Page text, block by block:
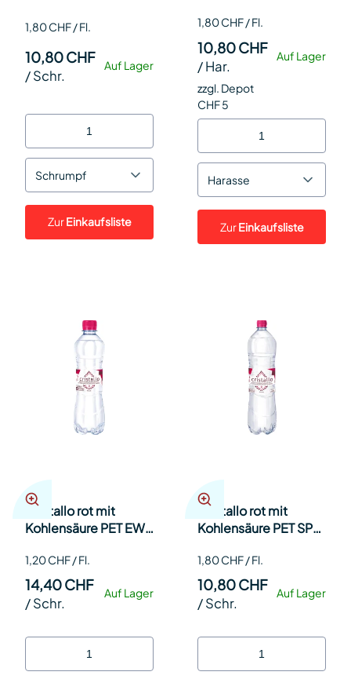
1,80 CHF / Fl.
Auf Lager
10,80 CHF
/Schr.
Schrumpf
ZurEinkaufsliste
1,80 CHF / Fl.
Auf Lager
10,80 CHF
/Har.
zzgl. Depot
CHF 5
Harasse
ZurEinkaufsliste
Cristallo rot mit
Kohlensäure PET EW
1,20 CHF / Fl.
Auf Lager
14,40 CHF
/Schr.
Cristallo rot mit
Kohlensäure PET SP
1,80 CHF / Fl.
Auf Lager
10,80 CHF
/Schr.